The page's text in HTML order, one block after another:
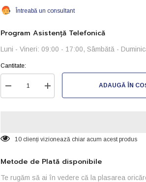
Întreabă un consultant
Program Asistență Telefonică
Luni - Vineri: 09:00 - 17:00, Sâmbătă -
Cantitate:
Reduceți
cantitatea
PVC
1“
Creșteți
cantitatea
PVC
1“
ADAUGĂ ÎN
10 clienți vizionează chiar acum acest produs
Metode de Plată disponibile
Te rugăm să ai în vedere că la plasarea